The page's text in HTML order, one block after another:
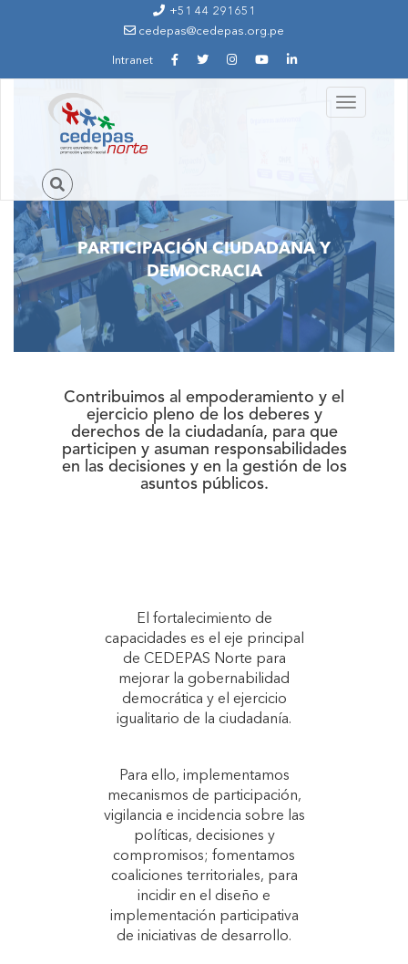
+51 44 291651
cedepas@cedepas.org.pe
Intranet
Toggle
navigation
PARTICIPACIÓN CIUDADANA Y
DEMOCRACIA
Contribuimos al empoderamiento y el
ejercicio pleno de los deberes y
derechos de la ciudadanía, para que
participen y asuman responsabilidades
en las decisiones y en la gestión de los
asuntos públicos.
El fortalecimiento de
capacidades es el eje principal
de CEDEPAS Norte para
mejorar la gobernabilidad
democrática y el ejercicio
igualitario de la ciudadanía.
Para ello, implementamos
mecanismos de participación,
vigilancia e incidencia sobre las
políticas, decisiones y
compromisos; fomentamos
coaliciones territoriales, para
incidir en el diseño e
implementación participativa
de iniciativas de desarrollo.